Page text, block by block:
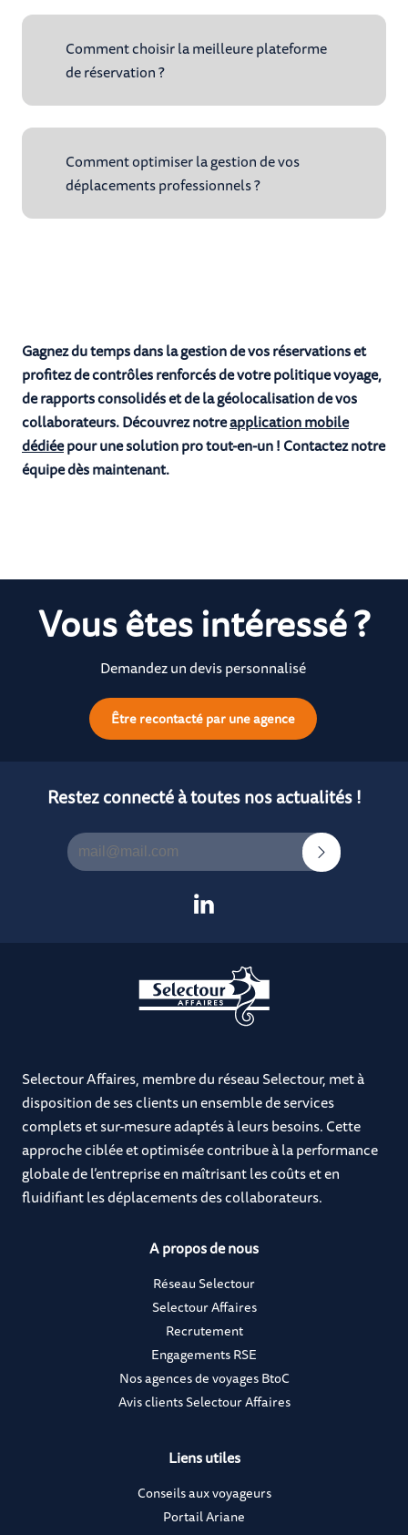
Comment choisir la meilleure plateforme
de réservation ?
Comment optimiser la gestion de vos
déplacements professionnels ?
Gagnez du temps dans la gestion de vos réservations et
profitez de contrôles renforcés de votre politique voyage,
de rapports consolidés et de la géolocalisation de vos
collaborateurs. Découvrez notreapplication mobile
dédiéepour une solution pro tout-en-un ! Contactez notre
équipe dès maintenant.
Vous êtes intéressé ?
Demandez un devis personnalisé
Être recontacté par une agence
Restez connecté à toutes nos actualités !
Selectour Affaires, membre du réseau Selectour, met à
disposition de ses clients un ensemble de services
complets et sur-mesure adaptés à leurs besoins. Cette
approche ciblée et optimisée contribue à la performance
globale de l’entreprise en maîtrisant les coûts et en
fluidifiant les déplacements des collaborateurs.
A propos de nous
Réseau Selectour
Selectour Affaires
Recrutement
Engagements RSE
Nos agences de voyages BtoC
Avis clients Selectour Affaires
Liens utiles
Conseils aux voyageurs
Portail Ariane